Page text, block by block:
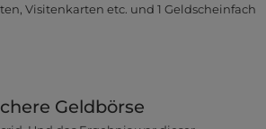
Visitenkarten etc. und 1 Geldscheinfach
Geldbörse